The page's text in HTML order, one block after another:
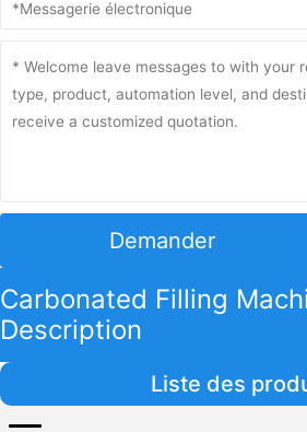
Demander
Carbonated Filling
Description
Liste des